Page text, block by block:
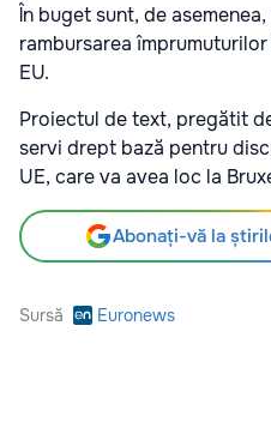
În buget sunt, de
rambursarea
EU.
Proiectul de text, pregătit
servi drept bază pentru
UE, care va avea loc la
Abonați-vă la
Sursă Euronews